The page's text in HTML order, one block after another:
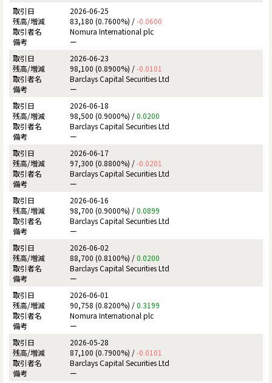
2026-06-25
83,180 (0.7600%) /-0.0600
Nomura International plc
ー
2026-06-23
98,100 (0.8900%) /-0.0101
Barclays Capital Securities Ltd
ー
2026-06-18
98,500 (0.9000%) /0.0200
Barclays Capital Securities Ltd
ー
2026-06-17
97,300 (0.8800%) /-0.0201
Barclays Capital Securities Ltd
ー
2026-06-16
98,700 (0.9000%) /0.0899
Barclays Capital Securities Ltd
ー
2026-06-02
88,700 (0.8100%) /0.0200
Barclays Capital Securities Ltd
ー
2026-06-01
90,758 (0.8200%) /0.3199
Nomura International plc
ー
2026-05-28
87,100 (0.7900%) /-0.0101
Barclays Capital Securities Ltd
ー